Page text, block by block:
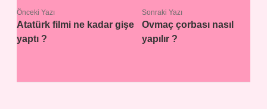
Önceki Yazı
Atatürk filmi ne kadar gişe
yaptı ?
Sonraki Yazı
Ovmaç çorbası nasıl
yapılır ?